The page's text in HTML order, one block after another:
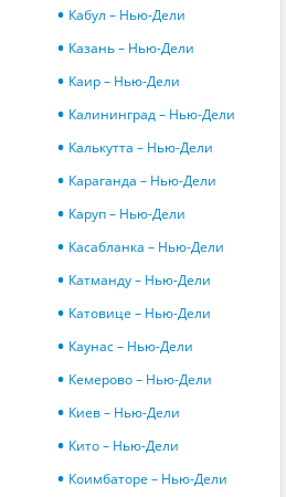
Кабул – Нью-Дели
Казань – Нью-Дели
Каир – Нью-Дели
Калининград – Нью-Дели
Калькутта – Нью-Дели
Караганда – Нью-Дели
Каруп – Нью-Дели
Касабланка – Нью-Дели
Катманду – Нью-Дели
Катовице – Нью-Дели
Каунас – Нью-Дели
Кемерово – Нью-Дели
Киев – Нью-Дели
Кито – Нью-Дели
Коимбаторе – Нью-Дели